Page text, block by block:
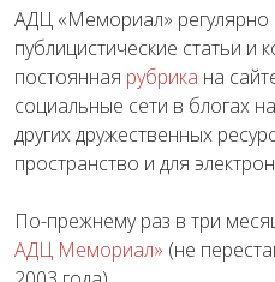
АДЦ «Мемориал» регулярно
публицистические статьи и
постоянная рубрика на
социальные сети в блогах на
других дружественных
пространство и для
По-прежнему раз в три
АДЦ Мемориал» (не